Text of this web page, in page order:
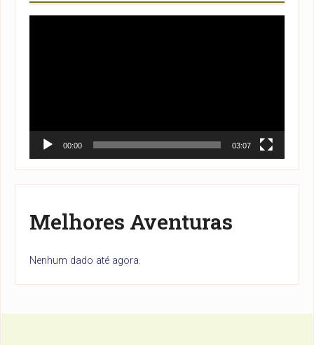
00:00 03:07
Melhores Aventuras
Nenhum dado até agora.